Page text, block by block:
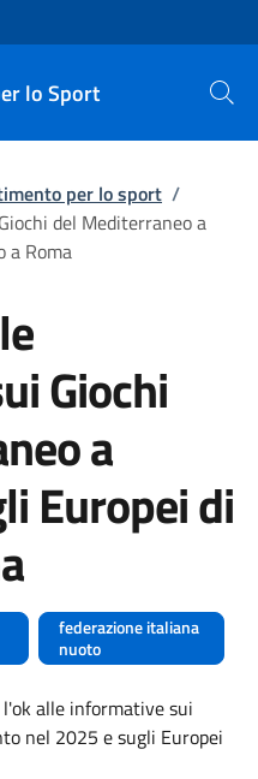
lo Sport Cerca
per lo sport /
del Mediterraneo a
a Roma
Giochi
a
Europei di
federazione italiana
nuoto
alle informative sui
nel 2025 e sugli Europei